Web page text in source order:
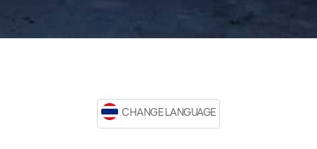
CHANGE LANGUAGE